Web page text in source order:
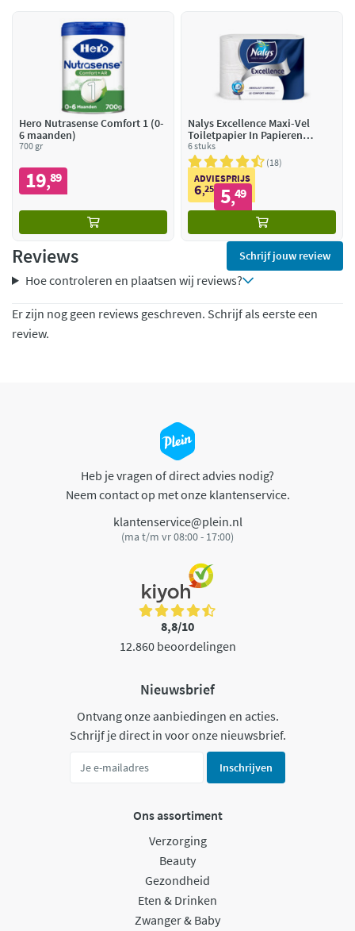
Hero Nutrasense Comfort 1 (0-
6 maanden)
700 gr
19,89
Nalys Excellence Maxi-Vel
Toiletpapier In Papieren
Verpakking 5-Laags
6 stuks
18
ADVIESPRIJS
6,25 5,49
Reviews Schrijf jouw review
Hoe controleren en plaatsen wij reviews?
Er zijn nog geen reviews geschreven. Schrijf als eerste een
review.
Heb je vragen of direct advies nodig?
Neem contact op met onze klantenservice.
klantenservice@plein.nl
(ma t/m vr 08:00 - 17:00)
8,8/10
12.860 beoordelingen
Nieuwsbrief
Ontvang onze aanbiedingen en acties.
Schrijf je direct in voor onze nieuwsbrief.
Inschrijven
Ons assortiment
Verzorging
Beauty
Gezondheid
Eten & Drinken
Zwanger & Baby